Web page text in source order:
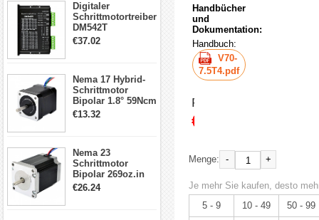
Digitaler
Schrittmotortreiber
DM542T
Schrittmotor
Schrittmotor
€37.02
Nema 17 Hybrid-
Schrittmotor
Bipolar 1.8° 59Ncm
2A 4 Drähte mit 1m
€13.32
Nema 23
Schrittmotor
Bipolar 269oz.in
2,8A 57x57x76mm
€26.24
Handbücher
und
Dokumentation:
Handbuch:
V70-
7.5T4.pdf
Preis:
€260.54
Menge: - +
Je mehr Sie kaufen, desto
5 - 9
10 - 49 50 - 99